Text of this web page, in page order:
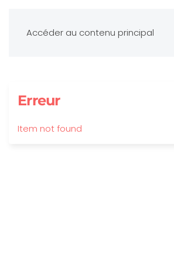
Accéder au contenu principal
Erreur
Item not found